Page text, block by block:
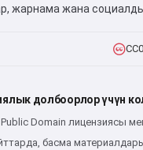
жарнама жана
долбоорлор үчүн
Domain лицензиясы
басма